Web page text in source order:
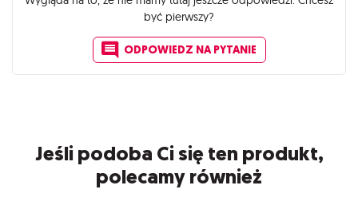
być pierwszy?
ODPOWIEDZ NA PYTANIE
Jeśli podoba Ci się ten produkt,
polecamy również